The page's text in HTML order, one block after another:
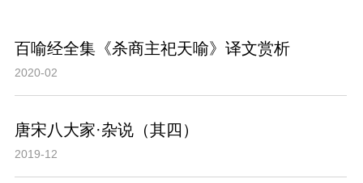
百喻经全集《杀商主祀天喻》译文赏析
2020-02
唐宋八大家·杂说（其四）
2019-12